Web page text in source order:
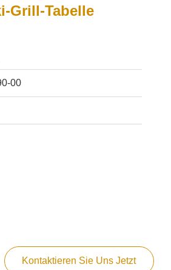
Grill-Tabelle
00
Kontaktieren Sie Uns Jetzt